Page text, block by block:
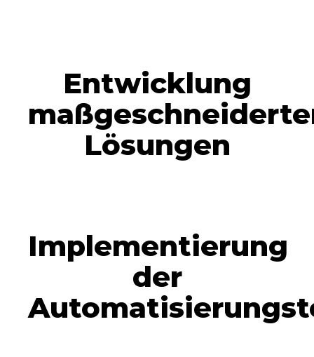
Entwicklung
Lösungen
Implementierung
der